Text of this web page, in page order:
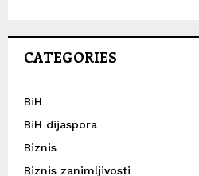
CATEGORIES
BiH
BiH dijaspora
Biznis
Biznis zanimljivosti